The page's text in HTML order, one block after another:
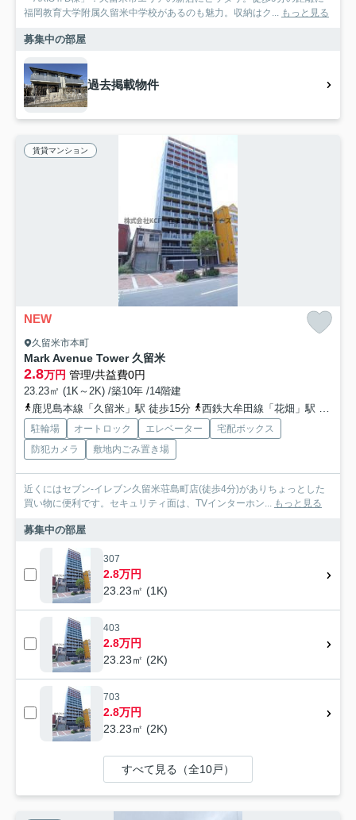
福岡教育大学附属久留米中学校があるのも魅力。収納はク... もっと見る
募集中の部屋
過去掲載物件
賃貸マンション
NEW
久留米市本町
Mark Avenue Tower 久留米
2.8万円 管理/共益費0円
23.23㎡ (1K～2K) /築10年 /14階建
鹿児島本線「久留米」駅 徒歩15分
西鉄大牟田線「花畑」駅 徒歩18分
駐輪場 オートロック エレベーター
宅配ボックス
防犯カメラ
敷地内ごみ置き場
近くにはセブン-イレブン久留米荘島町店(徒歩4分)がありちょっとした
買い物に便利です。セキュリティ面は、TVインターホン...
もっと見る
募集中の部屋
307
2.8万円
23.23㎡ (1K)
403
2.8万円
23.23㎡ (2K)
703
2.8万円
23.23㎡ (2K)
すべて見る（全10戸）